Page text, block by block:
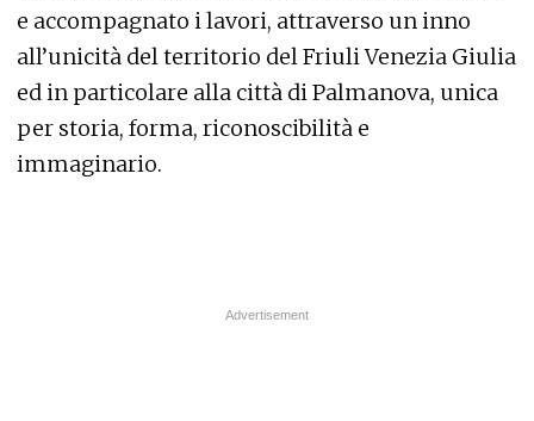
e accompagnato i lavori, attraverso un inno
all’unicità del territorio del Friuli Venezia Giulia
ed in particolare alla città di Palmanova, unica
per storia, forma, riconoscibilità e
immaginario.